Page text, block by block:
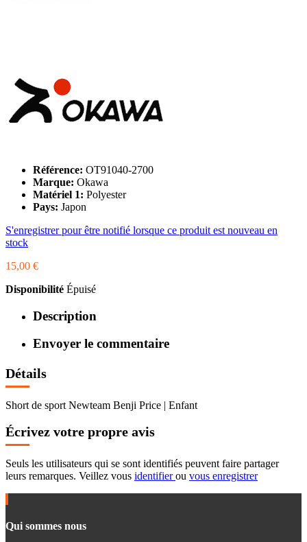
Référence: OT91040-2700
Marque: Okawa
Matériel 1: Polyester
Pays: Japon
S'enregistrer pour être notifié lorsque ce produit est nouveau en
stock
15,00 €
Disponibilité Épuisé
Description
Envoyer le commentaire
Détails
Short de sport Newteam Benji Price | Enfant
Écrivez votre propre avis
Seuls les utilisateurs qui se sont identifiés peuvent faire partager
leurs remarques. Veillez vous identifierou vous enregistrer
Qui sommes nous